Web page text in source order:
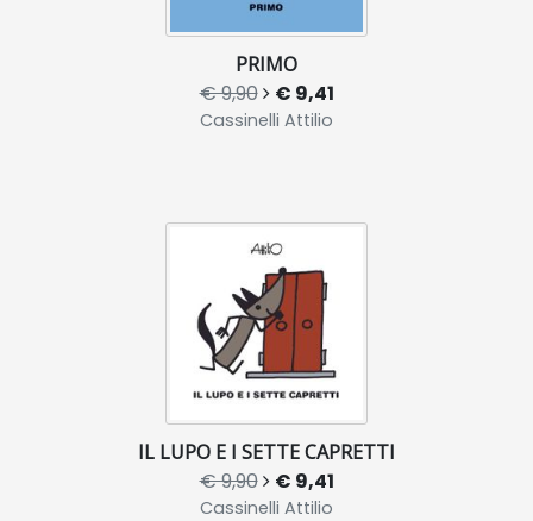
PRIMO
€ 9,90 € 9,41
Cassinelli Attilio
IL LUPO E I SETTE CAPRETTI
€ 9,90 € 9,41
Cassinelli Attilio